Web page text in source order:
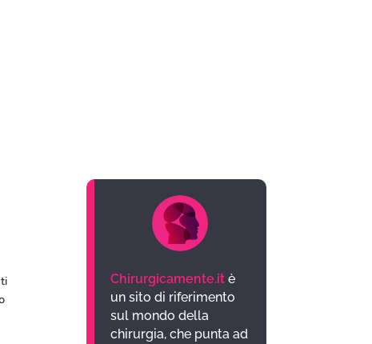
Chirurgicamente.itè
un sito di riferimento
sul mondo della
chirurgia, che punta ad